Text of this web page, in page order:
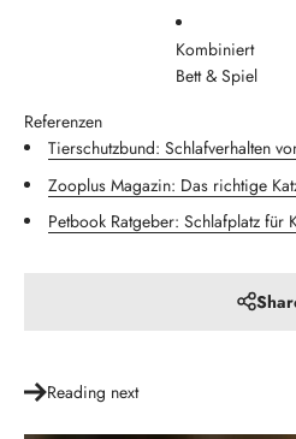
Kombiniert
Bett & Spiel
Referenzen
Tierschutzbund: Schlafverhalten
Zooplus Magazin: Das richtige
Petbook Ratgeber: Schlafplatz für
Reading next